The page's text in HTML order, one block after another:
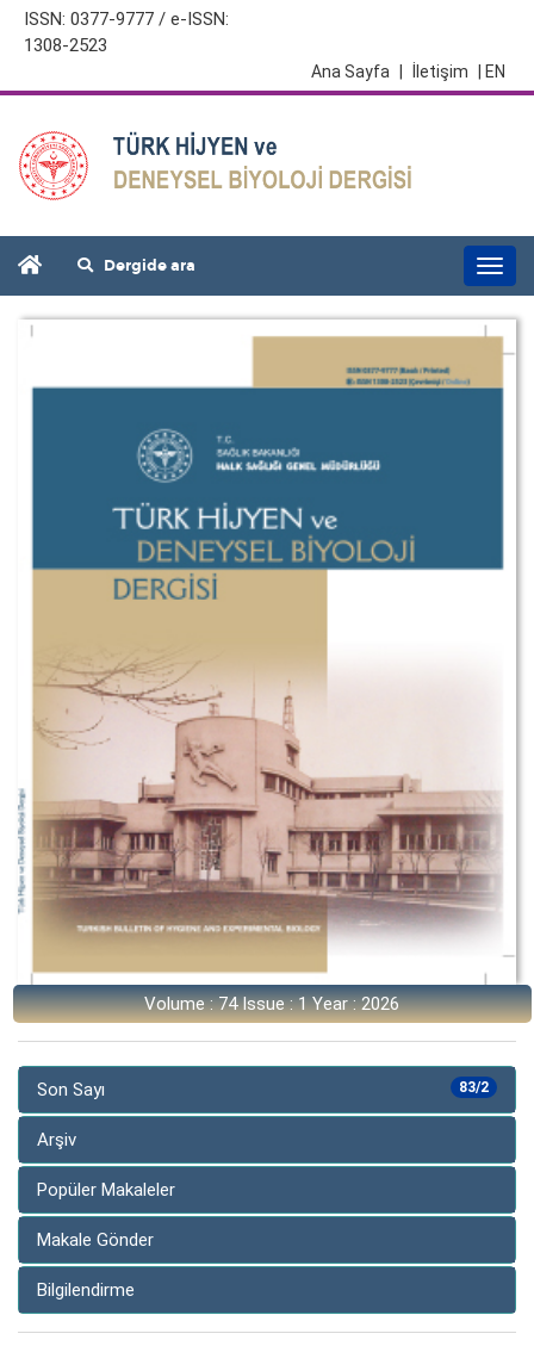
ISSN: 0377-9777 / e-ISSN:
1308-2523
| EN
İletişim
Ana Sayfa
Dergide ara
Volume : 74 Issue : 1 Year : 2026
83/2
Son Sayı
Arşiv
Popüler Makaleler
Makale Gönder
Bilgilendirme